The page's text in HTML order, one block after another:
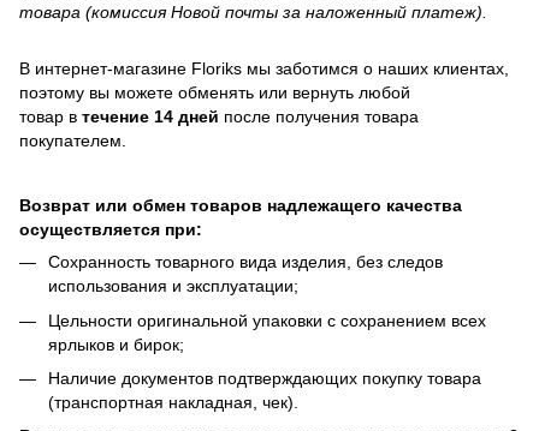
товара (комиссия Новой почты за наложенный платеж).
В интернет-магазине Floriks мы заботимся о наших клиентах,
поэтому вы можете обменять или вернуть любой
товар в течение 14 дней после получения товара
покупателем.
Возврат или обмен товаров надлежащего качества
осуществляется при:
Сохранность товарного вида изделия, без следов
использования и эксплуатации;
Цельности оригинальной упаковки с сохранением всех
ярлыков и бирок;
Наличие документов подтверждающих покупку товара
(транспортная накладная, чек).